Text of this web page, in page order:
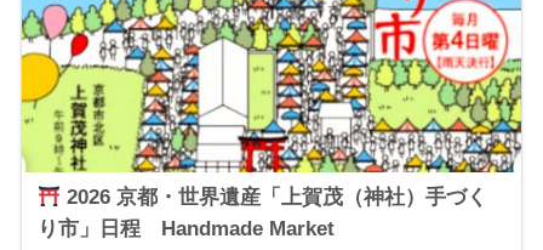
2026 京都・世界遺産「上賀茂（神社）手づく
り市」日程 Handmade Market